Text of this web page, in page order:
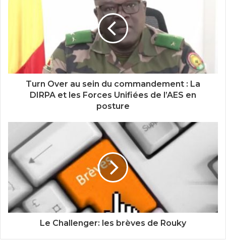
Turn Over au sein du commandement : La
DIRPA et les Forces Unifiées de l’AES en
posture
Le Challenger: les brèves de Rouky